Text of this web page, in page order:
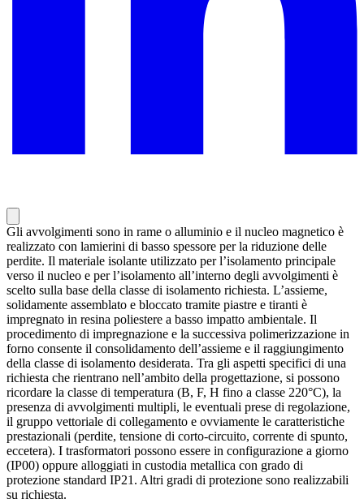
Gli avvolgimenti sono in rame o alluminio e il nucleo magnetico è
realizzato con lamierini di basso spessore per la riduzione delle
perdite. Il materiale isolante utilizzato per l’isolamento principale
verso il nucleo e per l’isolamento all’interno degli avvolgimenti è
scelto sulla base della classe di isolamento richiesta. L’assieme,
solidamente assemblato e bloccato tramite piastre e tiranti è
impregnato in resina poliestere a basso impatto ambientale. Il
procedimento di impregnazione e la successiva polimerizzazione in
forno consente il consolidamento dell’assieme e il raggiungimento
della classe di isolamento desiderata. Tra gli aspetti specifici di una
richiesta che rientrano nell’ambito della progettazione, si possono
ricordare la classe di temperatura (B, F, H fino a classe 220°C), la
presenza di avvolgimenti multipli, le eventuali prese di regolazione,
il gruppo vettoriale di collegamento e ovviamente le caratteristiche
prestazionali (perdite, tensione di corto-circuito, corrente di spunto,
eccetera). I trasformatori possono essere in configurazione a giorno
(IP00) oppure alloggiati in custodia metallica con grado di
protezione standard IP21. Altri gradi di protezione sono realizzabili
su richiesta.